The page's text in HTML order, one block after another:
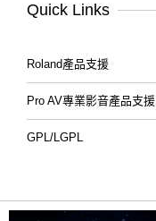
Quick Links
Roland產品支援
Pro AV專業影音產品支援
GPL/LGPL